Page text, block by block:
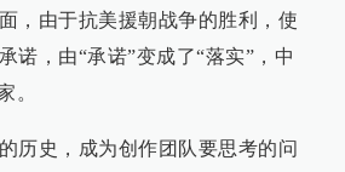
，由于抗美援朝战争的胜利，使
诺，由“承诺”变成了“落实”，中
。
历史，成为创作团队要思考的问